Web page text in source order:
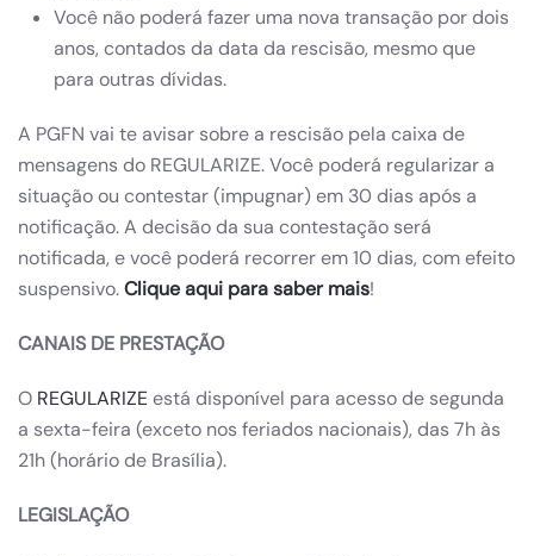
Você não poderá fazer uma nova transação por dois
anos, contados da data da rescisão, mesmo que
para outras dívidas.
A PGFN vai te avisar sobre a rescisão pela caixa de
mensagens do REGULARIZE. Você poderá regularizar a
situação ou contestar (impugnar) em 30 dias após a
notificação. A decisão da sua contestação será
notificada, e você poderá recorrer em 10 dias, com efeito
suspensivo.Clique aqui para saber mais!
CANAIS DE PRESTAÇÃO
O REGULARIZEestá disponível para acesso de segunda
a sexta-feira (exceto nos feriados nacionais), das 7h às
21h (horário de Brasília).
LEGISLAÇÃO